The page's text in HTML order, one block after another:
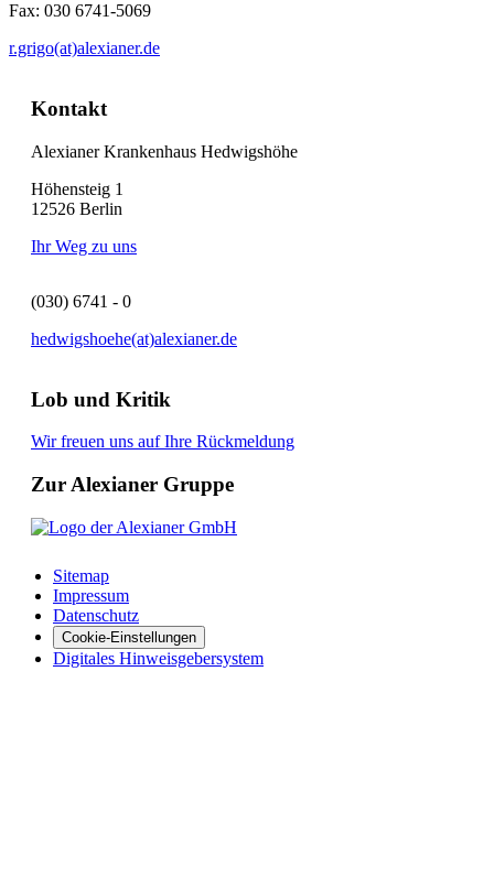
Fax: 030 6741-5069
r.grigo(at)alexianer.de
Kontakt
Alexianer Krankenhaus Hedwigshöhe
Höhensteig 1
12526 Berlin
Ihr Weg zu uns
(030) 6741 - 0
hedwigshoehe(at)alexianer.de
Lob und Kritik
Wir freuen uns auf Ihre Rückmeldung
Zur Alexianer Gruppe
Sitemap
Impressum
Datenschutz
Cookie-Einstellungen
Digitales Hinweisgebersystem